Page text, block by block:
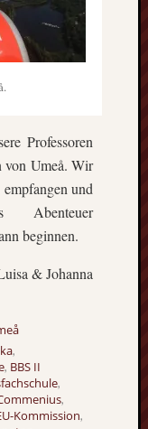
Professoren
von Umeå. Wir
und
beginnen.
& Johanna
,
, BBS II
,
,
Kommission,